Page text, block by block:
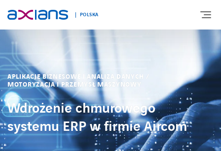
POLSKA
O NAS
OFERTA
TECHNOLOGIE
APLIKACJE BIZNESOWE I ANALIZA DANYCH /
MOTORYZACJA I PRZEMYSŁ MASZYNOWY
Wdrożenie chmurowego
systemu ERP w firmie Aircom